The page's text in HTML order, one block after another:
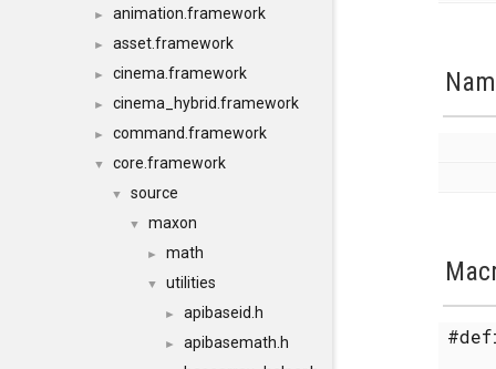
► animation.framework
► asset.framework
► cinema.framework
► cinema_hybrid.framework
► command.framework
▼ core.framework
▼ source
▼ maxon
► math
▼ utilities
► apibaseid.h
► apibasemath.h